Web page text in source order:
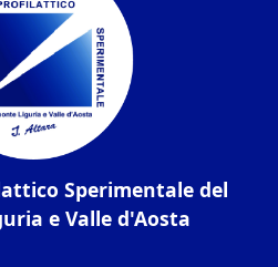
Sperimentale del
e Valle d'Aosta